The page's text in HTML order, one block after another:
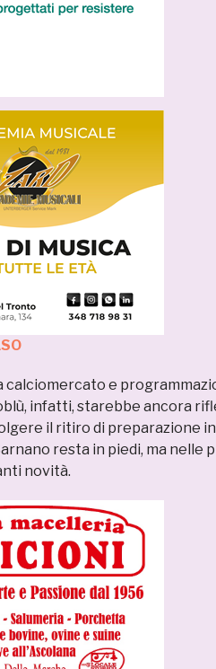
calciomercato e
infatti, starebbe ancora
il ritiro di preparazione
resta in piedi, ma nelle
novità.